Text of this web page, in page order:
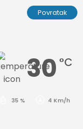
Povratak
30 °C
35 % 4 Km/h